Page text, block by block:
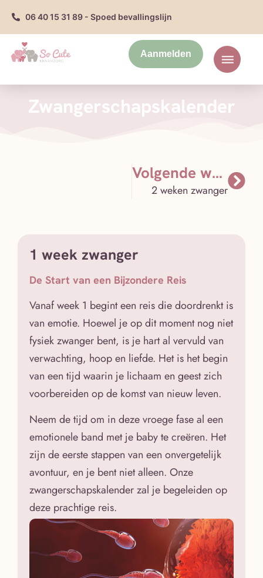
06 40 15 31 89 - Spoed bevallingslijn
Aanmelden
Zwangerschapskalender
Volgende week
2 weken zwanger
1 week zwanger
De Start van een Bijzondere Reis
Vanaf week 1 begint een reis die doordrenkt is
van emotie. Hoewel je op dit moment nog niet
fysiek zwanger bent, is je hart al vervuld van
verwachting, hoop en liefde. Het is het begin
van een tijd waarin je lichaam en geest zich
voorbereiden op de komst van nieuw leven.
Neem de tijd om in deze vroege fase al een
emotionele band met je baby te creëren. Het
zijn de eerste stappen van een onvergetelijk
avontuur, en je bent niet alleen. Onze
zwangerschapskalender zal je begeleiden op
deze prachtige reis.